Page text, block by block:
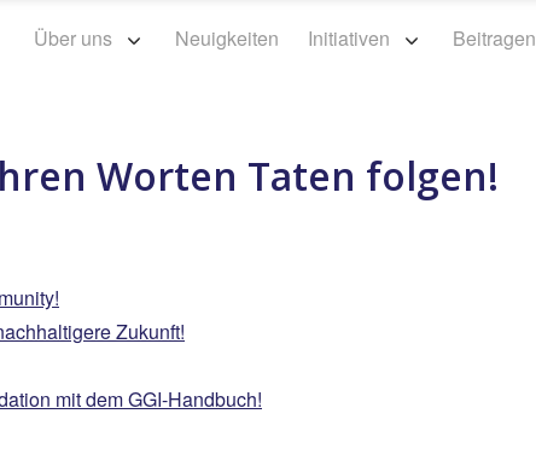
Über uns Neuigkeiten Initiativen Beitragen
Worten Taten folgen!
Zukunft!
mit dem GGI-Handbuch!